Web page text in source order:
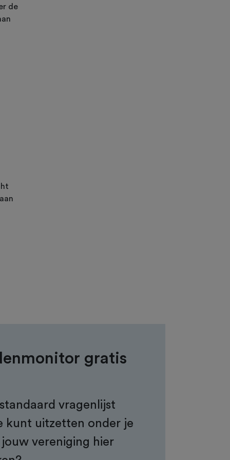
de
gratis
vragenlijst
kunt uitzetten onder je
vereniging hier